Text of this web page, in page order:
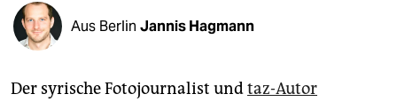
shop
fragen & hilfe
unterstützen
Aus Berlin Jannis Hagmann
Der syrische Fotojournalist undtaz-Autor